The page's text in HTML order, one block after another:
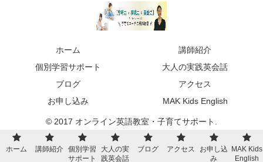
ホーム
講師紹介
個別学習サポート
大人の実践英会話
ブログ
アクセス
お申し込み
MAK Kids English
© 2017 オンライン英語教室・子育てサポート.
ホーム 講師紹介 個別学習
サポート
大人の実
践英会話
ブログ アクセス
お申し込
み
MAK Kids
English